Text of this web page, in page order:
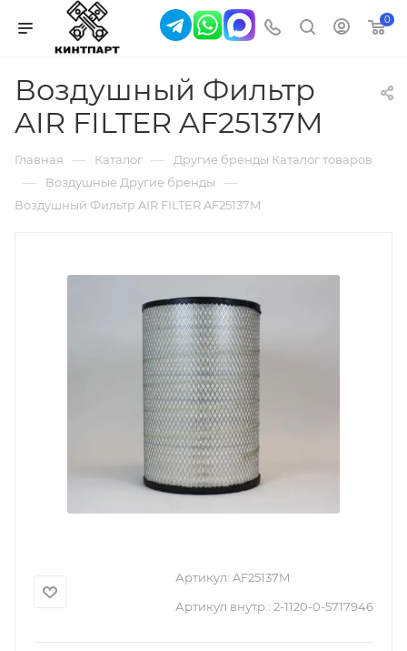
0
Воздушный Фильтр
AIR FILTER AF25137M
Главная — Каталог — Другие бренды Каталог товаров
— Воздушные Другие бренды —
Воздушный Фильтр AIR FILTER AF25137M
Артикул: AF25137M
Артикул внутр.: 2-1120-0-5717946